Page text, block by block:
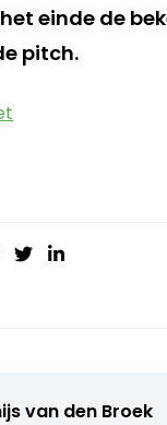
einde de
pitch.
van den Broek